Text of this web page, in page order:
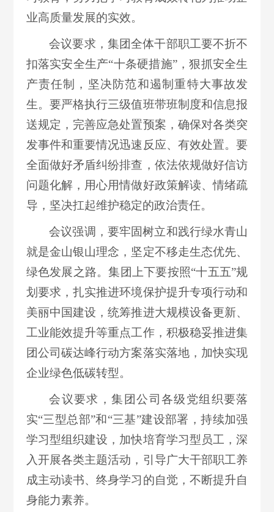
业高质量发展的实效。
会议要求，集团全体干部职工要不折不
扣落实安全生产“十条硬措施”，狠抓安全生
产责任制，坚决防范和遏制重特大事故发
生。要严格执行三级值班带班制度和信息报
送规定，完善应急处置预案，确保对各类突
发事件和重要情况迅速反应、有效处置。要
全面做好矛盾纠纷排查，依法依规做好信访
问题化解，用心用情做好政策解读、情绪疏
导，坚决扛起维护稳定的政治责任。
会议强调，要牢固树立和践行绿水青山
就是金山银山理念，坚定不移走生态优先、
绿色发展之路。集团上下要按照“十五五”规
划要求，扎实推进环境保护提升专项行动和
美丽中国建设，统筹推进大规模设备更新、
工业能效提升等重点工作，积极稳妥推进集
团公司碳达峰行动方案落实落地，加快实现
企业绿色低碳转型。
会议要求，集团公司各级党组织要落
实“三型总部”和“三基”建设部署，持续加强
学习型组织建设，加快培育学习型员工，深
入开展各类主题活动，引导广大干部职工养
成主动读书、终身学习的自觉，不断提升自
身能力素养。